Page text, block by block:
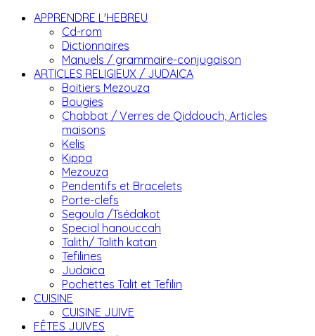
APPRENDRE L'HEBREU
Cd-rom
Dictionnaires
Manuels / grammaire-conjugaison
ARTICLES RELIGIEUX / JUDAICA
Boitiers Mezouza
Bougies
Chabbat / Verres de Qiddouch, Articles
maisons
Kelis
Kippa
Mezouza
Pendentifs et Bracelets
Porte-clefs
Segoula /Tsédakot
Special hanouccah
Talith/ Talith katan
Tefilines
Judaica
Pochettes Talit et Tefilin
CUISINE
CUISINE JUIVE
FÊTES JUIVES